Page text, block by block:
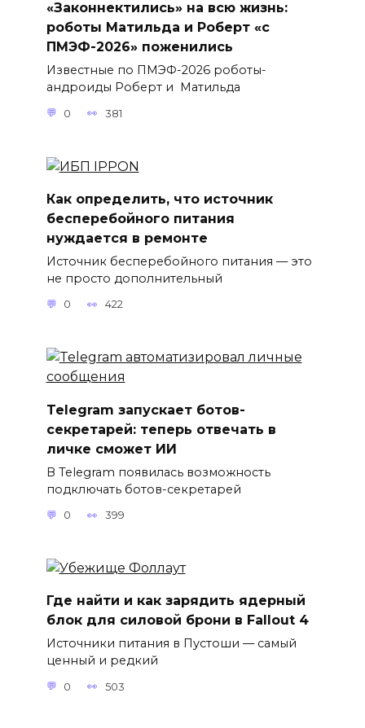
«Законнектились» на всю жизнь:
роботы Матильда и Роберт «с
ПМЭФ-2026» поженились
Известные по ПМЭФ-2026 роботы-
андроиды Роберт и Матильда
0 381
Как определить, что источник
бесперебойного питания
нуждается в ремонте
Источник бесперебойного питания — это
не просто дополнительный
0 422
Telegram запускает ботов-
секретарей: теперь отвечать в
личке сможет ИИ
В Telegram появилась возможность
подключать ботов-секретарей
0 399
Где найти и как зарядить ядерный
блок для силовой брони в Fallout 4
Источники питания в Пустоши — самый
ценный и редкий
0 503